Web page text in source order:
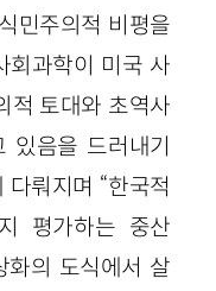
민주의적 비평을
회과학이 미국 사
적 토대와 초역사
있음을 드러내기
뤄지며 “한국적
평가하는 중산
화의 도식에서 살